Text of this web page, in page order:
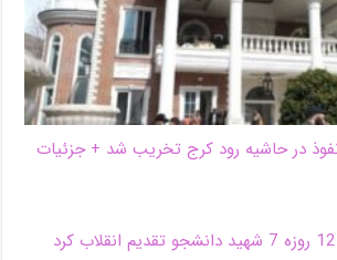
در حاشیه‌ رود کرج تخریب شد + جزئیات